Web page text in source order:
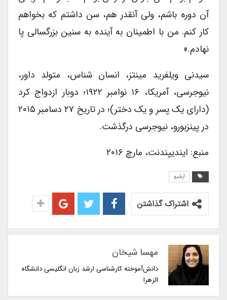
آن دوره باشم، ولی آنقدر هم، سن داشتم که بخواهم
کار کنم. من با اطمینان به آینده به سنین بزرگسالی پا
نهادم.»
سیدنی ویلفرید مینتز، انسان شناس، متولد داور،
نیوجرسی، آمریکا، ۱۶ نوامبر ۱۹۲۲؛ دوبار ازدواج کرد
(دارای یک پسر و یک دختر)؛ در تاریخ ۲۷ دسامبر ۲۰۱۵
در پینزبورو، نیوجرسی درگذشت.
منبع: ایندیپندنت، مارچ ۲۰۱۶
آرشیو
اشتراک گذاشتن
مهسا شیخان
دانش‌آموخته کارشناسی ارشد زبان انگلیسی دانشگاه
الزهرا